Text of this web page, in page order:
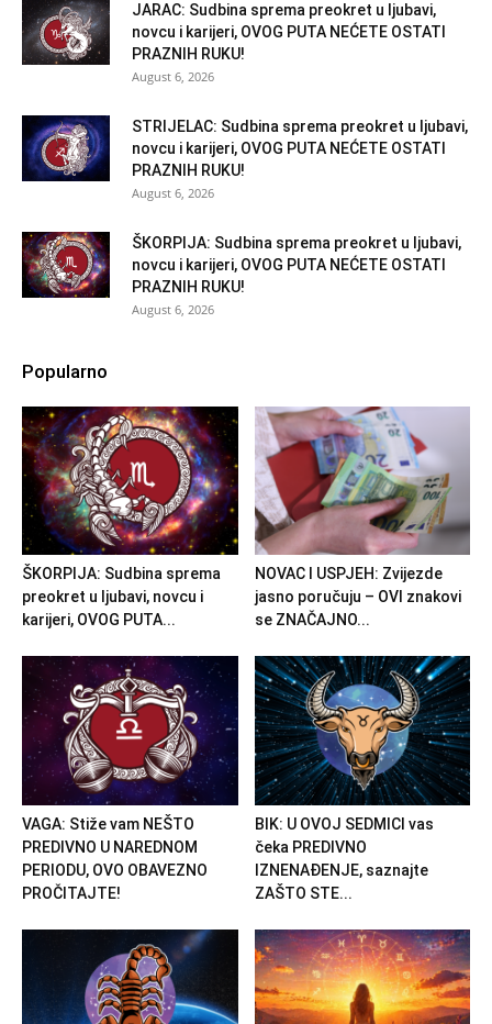
JARAC: Sudbina sprema preokret u ljubavi,
novcu i karijeri, OVOG PUTA NEĆETE OSTATI
PRAZNIH RUKU!
August 6, 2026
STRIJELAC: Sudbina sprema preokret u ljubavi,
novcu i karijeri, OVOG PUTA NEĆETE OSTATI
PRAZNIH RUKU!
August 6, 2026
ŠKORPIJA: Sudbina sprema preokret u ljubavi,
novcu i karijeri, OVOG PUTA NEĆETE OSTATI
PRAZNIH RUKU!
August 6, 2026
Popularno
ŠKORPIJA: Sudbina sprema
preokret u ljubavi, novcu i
karijeri, OVOG PUTA...
NOVAC I USPJEH: Zvijezde
jasno poručuju – OVI znakovi
se ZNAČAJNO...
VAGA: Stiže vam NEŠTO
PREDIVNO U NAREDNOM
PERIODU, OVO OBAVEZNO
PROČITAJTE!
BIK: U OVOJ SEDMICI vas
čeka PREDIVNO
IZNENAĐENJE, saznajte
ZAŠTO STE...